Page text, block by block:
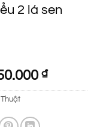
2 lá sen
₫.
₫Giá
hiện